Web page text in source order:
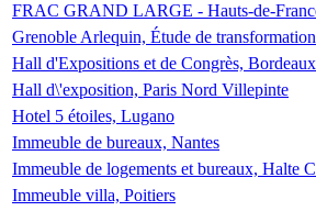
FRAC GRAND LARGE - Hauts-de-
Grenoble Arlequin, Étude de transformation
Hall d'Expositions et de Congrès,
Hall d\'exposition, Paris Nord Villepinte
Hotel 5 étoiles, Lugano
Immeuble de bureaux, Nantes
Immeuble de logements et bureaux, Halte
Immeuble villa, Poitiers